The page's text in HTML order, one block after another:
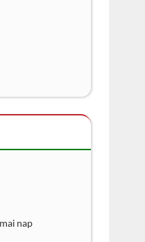
nap